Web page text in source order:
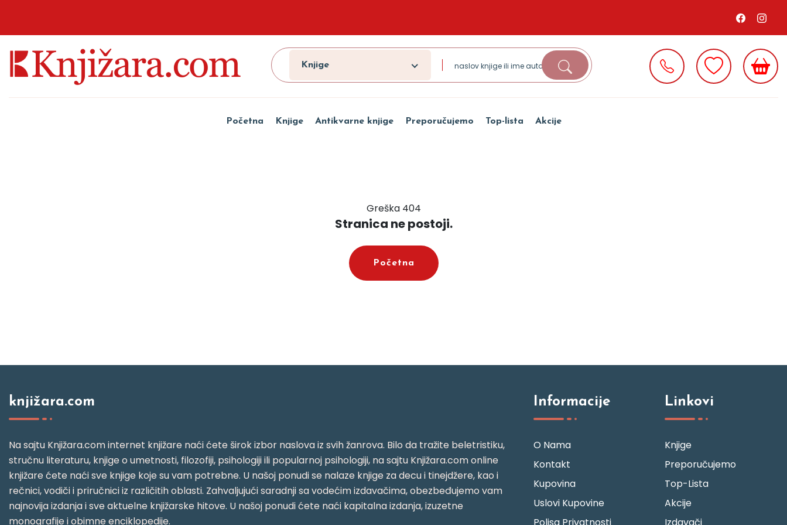
Knjige
Početna Knjige Antikvarne knjige Preporučujemo Top-lista Akcije
Greška 404
Stranica ne postoji.
Početna
knjižara.com
Na sajtu Knjižara.com internet knjižare naći ćete širok izbor naslova iz svih žanrova. Bilo da tražite beletristiku,
stručnu literaturu, knjige o umetnosti, filozofiji, psihologiji ili popularnoj psihologiji, na sajtu Knjižara.com online
knjižare ćete naći sve knjige koje su vam potrebne. U našoj ponudi se nalaze knjige za decu i tinejdžere, kao i
rečnici, vodiči i priručnici iz različitih oblasti. Zahvaljujući saradnji sa vodećim izdavačima, obezbeđujemo vam
najnovija izdanja i sve aktuelne knjižarske hitove. U našoj ponudi ćete naći kapitalna izdanja, izuzetne
monografije i obimne enciklopedije.
Informacije
O Nama
Kontakt
Kupovina
Uslovi Kupovine
Linkovi
Knjige
Preporučujemo
Top-Lista
Akcije